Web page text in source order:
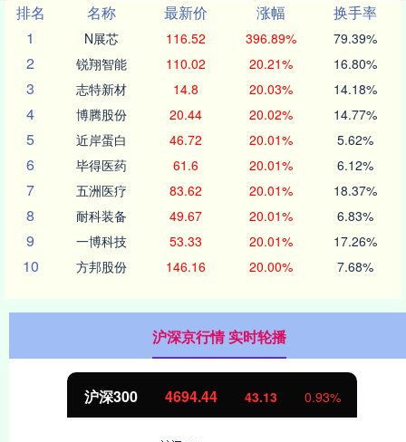
排名
名称 最新价 涨幅
换手率
1
N展芯 116.52 396.89% 79.39%
2 锐翔智能 110.02 20.21% 16.80%
3 志特新材 14.8 20.03% 14.18%
4 博腾股份 20.44 20.02% 14.77%
5 近岸蛋白 46.72 20.01% 5.62%
6 毕得医药 61.6 20.01% 6.12%
7 五洲医疗 83.62 20.01% 18.37%
8 耐科装备 49.67 20.01% 6.83%
9 一博科技 53.33 20.01% 17.26%
10 方邦股份 146.16 20.00% 7.68%
沪深京行情 实时轮播
北证50 1134.24 11.37 1.01%